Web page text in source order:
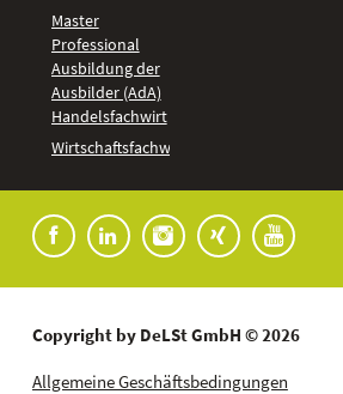
Master
Professional
Ausbildung der
Ausbilder (AdA)
Handelsfachwirt
Wirtschaftsfachwirt
anderen Quellen
Copyright by DeLSt GmbH © 2026
Allgemeine Geschäftsbedingungen